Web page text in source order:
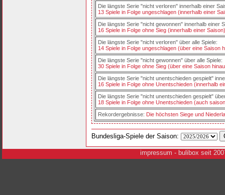
Die längste Serie "nicht verloren" innerhalb einer
13 Spiele in Folge ungeschlagen (innerhalb einer
Die längste Serie "nicht gewonnen" innerhalb einer
16 Spiele in Folge ohne Sieg (innerhalb einer Saison)
Die längste Serie "nicht verloren" über alle Spiele:
14 Spiele in Folge ungeschlagen (über eine Saison
Die längste Serie "nicht gewonnen" über alle Spiele:
30 Spiele in Folge ohne Sieg (über eine Saison
Die längste Serie "nicht unentschieden gespielt"
16 Spiele in Folge ohne Unentschieden (innerhalb
Die längste Serie "nicht unentschieden gespielt"
18 Spiele in Folge ohne Unentschieden (auch
Rekordergebnisse: Die höchsten Siege und
Bundesliga-Spiele der Saison:
impressum - bulibox seit